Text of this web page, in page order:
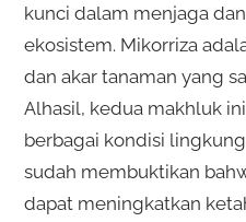
kunci dalam menjaga
ekosistem. Mikorriza
dan akar tanaman yang
Alhasil, kedua makhluk
berbagai kondisi
sudah membuktikan
dapat meningkatkan